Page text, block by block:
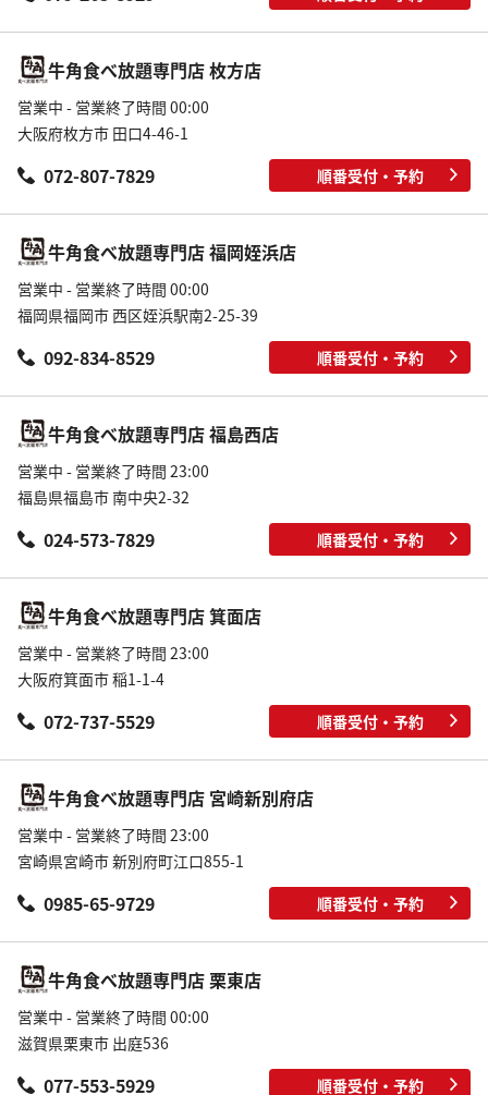
牛角食べ放題専門店 枚方店
営業中 - 営業終了時間 00:00
大阪府枚方市 田口4-46-1
072-807-7829 順番受付・予約
牛角食べ放題専門店 福岡姪浜店
営業中 - 営業終了時間 00:00
福岡県福岡市 西区姪浜駅南2-25-39
092-834-8529 順番受付・予約
牛角食べ放題専門店 福島西店
営業中 - 営業終了時間 23:00
福島県福島市 南中央2-32
024-573-7829 順番受付・予約
牛角食べ放題専門店 箕面店
営業中 - 営業終了時間 23:00
大阪府箕面市 稲1-1-4
072-737-5529 順番受付・予約
牛角食べ放題専門店 宮崎新別府店
営業中 - 営業終了時間 23:00
宮崎県宮崎市 新別府町江口855-1
0985-65-9729 順番受付・予約
牛角食べ放題専門店 栗東店
営業中 - 営業終了時間 00:00
滋賀県栗東市 出庭536
077-553-5929 順番受付・予約